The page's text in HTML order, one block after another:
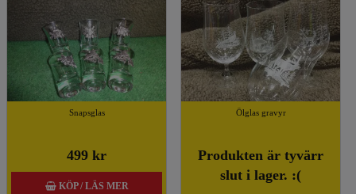
Snapsglas
499 kr
KÖP / LÄS MER
Ölglas gravyr
Produkten är tyvärr
slut i lager. :(